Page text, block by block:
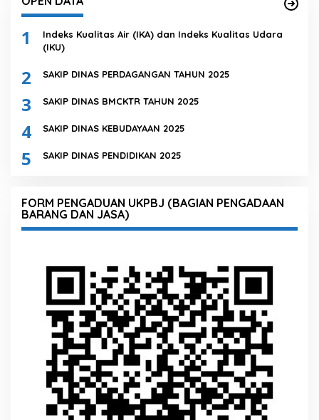
1
Indeks Kualitas Air (IKA) dan Indeks Kualitas Udara
(IKU)
2 SAKIP DINAS PERDAGANGAN TAHUN 2025
3 SAKIP DINAS BMCKTR TAHUN 2025
4 SAKIP DINAS KEBUDAYAAN 2025
5 SAKIP DINAS PENDIDIKAN 2025
FORM PENGADUAN UKPBJ (BAGIAN PENGADAAN
BARANG DAN JASA)